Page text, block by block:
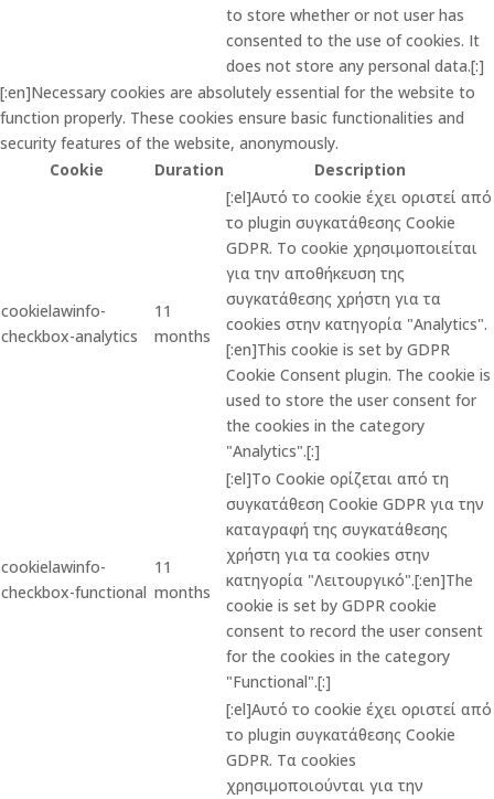
to store whether or not user has
consented to the use of cookies. It
does not store any personal data.[:]
[:en]Necessary cookies are absolutely essential for the website to
function properly. These cookies ensure basic functionalities and
security features of the website, anonymously.
Cookie
Duration Description
cookielawinfo-
checkbox-analytics
11
months
[:el]Αυτό το cookie έχει οριστεί από
το plugin συγκατάθεσης Cookie
GDPR. Το cookie χρησιμοποιείται
για την αποθήκευση της
συγκατάθεσης χρήστη για τα
cookies στην κατηγορία "Analytics".
[:en]This cookie is set by GDPR
Cookie Consent plugin. The cookie is
used to store the user consent for
the cookies in the category
"Analytics".[:]
cookielawinfo-
checkbox-functional
11
months
[:el]Το Cookie ορίζεται από τη
συγκατάθεση Cookie GDPR για την
καταγραφή της συγκατάθεσης
χρήστη για τα cookies στην
κατηγορία "Λειτουργικό".[:en]The
cookie is set by GDPR cookie
consent to record the user consent
for the cookies in the category
"Functional".[:]
[:el]Αυτό το cookie έχει οριστεί από
το plugin συγκατάθεσης Cookie
GDPR. Τα cookies
χρησιμοποιούνται για την